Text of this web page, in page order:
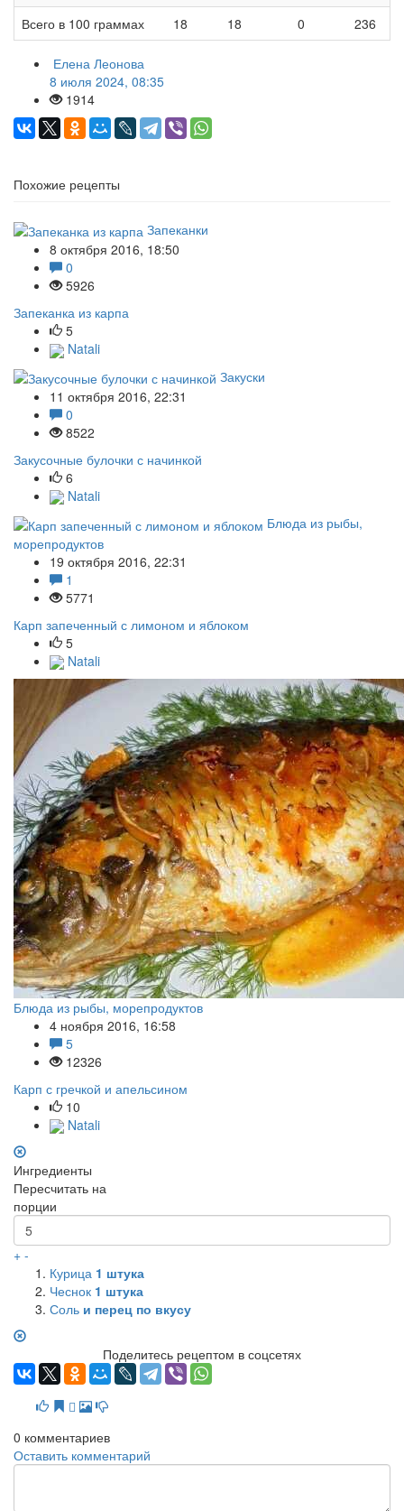
Всего в 100 граммах
18 18 0 236
Елена Леонова
8 июля 2024, 08:35
1914
Похожие рецепты
Запеканки
8 октября 2016, 18:50
0
5926
Запеканка из карпа
5
Natali
Закуски
11 октября 2016, 22:31
0
8522
Закусочные булочки с начинкой
6
Natali
Блюда из рыбы,
морепродуктов
19 октября 2016, 22:31
1
5771
Карп запеченный с лимоном и яблоком
5
Natali
Блюда из рыбы, морепродуктов
4 ноября 2016, 16:58
5
12326
Карп с гречкой и апельсином
10
Natali
Ингредиенты
Пересчитать на
порции
+ -
Курица 1 штука
Чеснок 1 штука
Соль и перец по вкусу
Поделитесь рецептом в соцсетях
0 комментариев
Оставить комментарий